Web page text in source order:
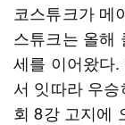
코스튜크가 메
스튜크는 올해
세를 이어왔다
서 잇따라 우
회 8강 고지에